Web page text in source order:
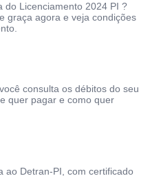
do Licenciamento 2024 PI ?
graça agora e veja condições
consulta os débitos do seu
quer pagar e como quer
ao Detran-PI, com certificado